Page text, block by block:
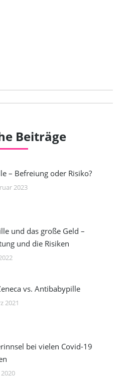
Beiträge
– Befreiung oder Risiko?
2023
und das große Geld –
und die Risiken
vs. Antibabypille
2021
bei vielen Covid-19